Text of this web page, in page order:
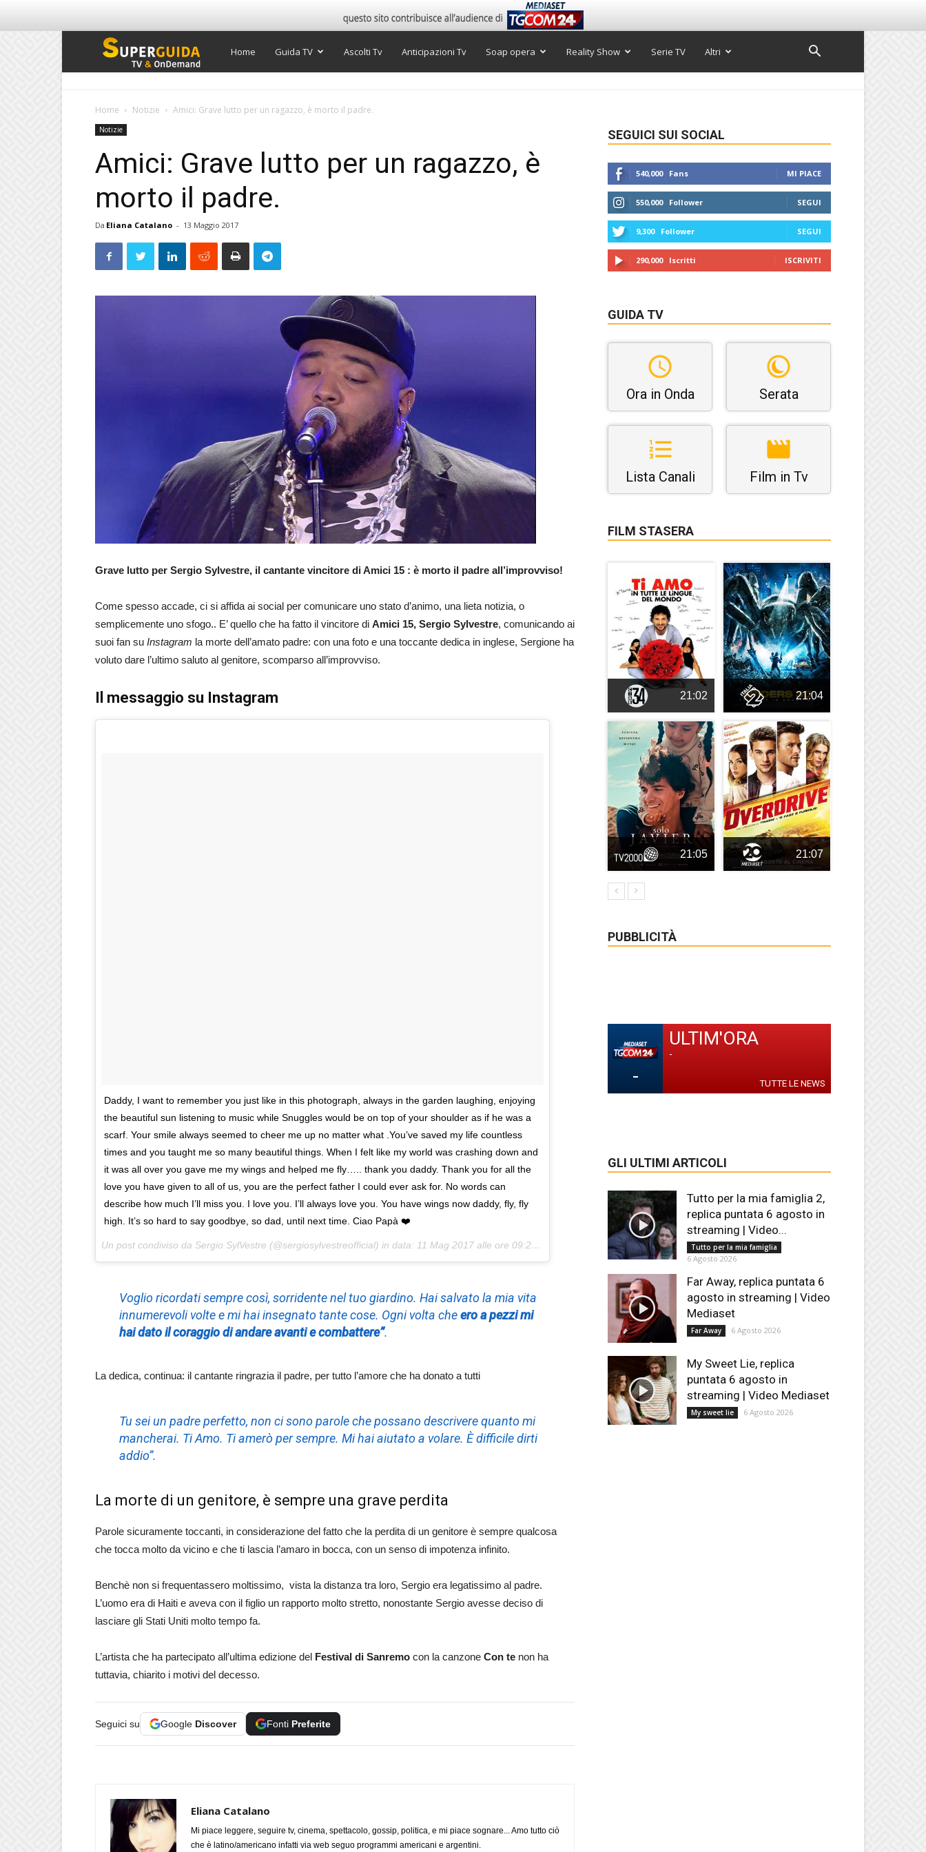
Super
Home Guida TV Ascolti Tv Anticipazioni Tv Soap opera Reality Show Serie TV Altri
Home Notizie Amici: Grave lutto per un ragazzo, è morto il padre.
Notizie
Amici: Grave lutto per un ragazzo, è
morto il padre.
Da Eliana Catalano - 13 Maggio 2017
Grave lutto per Sergio Sylvestre, il cantante vincitore di Amici 15 : è morto il padre all’improvviso!
Come spesso accade, ci si affida ai social per comunicare uno stato d’animo, una lieta notizia, o
semplicemente uno sfogo.. E’ quello che ha fatto il vincitore di Amici 15, Sergio Sylvestre, comunicando ai
suoi fan su Instagram la morte dell’amato padre: con una foto e una toccante dedica in inglese, Sergione ha
voluto dare l’ultimo saluto al genitore, scomparso all’improvviso.
Il messaggio su Instagram
Daddy, I want to remember you just like in this photograph, always in the garden laughing, enjoying
the beautiful sun listening to music while Snuggles would be on top of your shoulder as if he was a
scarf. Your smile always seemed to cheer me up no matter what .You’ve saved my life countless
times and you taught me so many beautiful things. When I felt like my world was crashing down and
it was all over you gave me my wings and helped me fly….. thank you daddy. Thank you for all the
love you have given to all of us, you are the perfect father I could ever ask for. No words can
describe how much I’ll miss you. I love you. I’ll always love you. You have wings now daddy, fly, fly
high. It’s so hard to say goodbye, so dad, until next time. Ciao Papà ❤️
Un post condiviso da Sergio SylVestre (@sergiosylvestreofficial) in data: 11 Mag 2017 alle ore 09:25 PDT
Voglio ricordati sempre così, sorridente nel tuo giardino. Hai salvato la mia vita
innumerevoli volte e mi hai insegnato tante cose. Ogni volta cheero a pezzi mi
hai dato il coraggio di andare avanti e combattere”.
La dedica, continua: il cantante ringrazia il padre, per tutto l’amore che ha donato a tutti
Tu sei un padre perfetto, non ci sono parole che possano descrivere quanto mi
mancherai. Ti Amo. Ti amerò per sempre. Mi hai aiutato a volare. È difficile dirti
addio”.
La morte di un genitore, è sempre una grave perdita
Parole sicuramente toccanti, in considerazione del fatto che la perdita di un genitore è sempre qualcosa
che tocca molto da vicino e che ti lascia l’amaro in bocca, con un senso di impotenza infinito.
Benchè non si frequentassero moltissimo, vista la distanza tra loro, Sergio era legatissimo al padre.
L’uomo era di Haiti e aveva con il figlio un rapporto molto stretto, nonostante Sergio avesse deciso di
lasciare gli Stati Uniti molto tempo fa.
L’artista che ha partecipato all’ultima edizione del Festival di Sanremo con la canzone Con te non ha
tuttavia, chiarito i motivi del decesso.
Seguici su Google Discover Fonti Preferite
Eliana Catalano
Mi piace leggere, seguire tv, cinema, spettacolo, gossip, politica, e mi piace sognare... Amo tutto ciò
che è latino/americano infatti via web seguo programmi americani e argentini.
SEGUICI SUI SOCIAL
540,000 Fans MI PIACE
550,000 Follower SEGUI
9,300 Follower SEGUI
290,000 Iscritti ISCRIVITI
GUIDA TV
Ora in Onda Serata
Lista Canali Film in Tv
FILM STASERA
21:02 21:04
21:05 21:07
PUBBLICITÀ
-
ULTIM'ORA
-
TUTTE LE NEWS
GLI ULTIMI ARTICOLI
Tutto per la mia famiglia 2,
replica puntata 6 agosto in
streaming | Video...
Tutto per la mia famiglia
6 Agosto 2026
Far Away, replica puntata 6
agosto in streaming | Video
Mediaset
Far Away 6 Agosto 2026
My Sweet Lie, replica
puntata 6 agosto in
streaming | Video Mediaset
My sweet lie 6 Agosto 2026